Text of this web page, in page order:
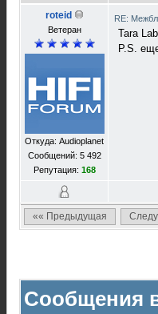
roteid
Ветеран
Откуда: Audioplanet
Сообщений: 5 492
Репутация: 168
RE:
Tara
P.S.
«« Предыдущая
Сообщения